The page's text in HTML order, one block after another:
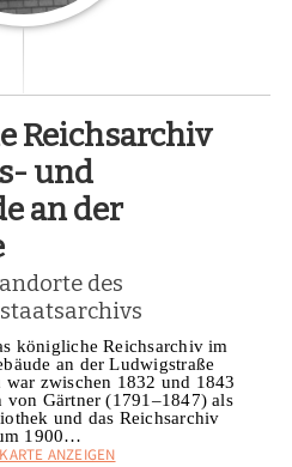
Reichsarchiv
und
an der
des
königliche Reichsarchiv im
an der Ludwigstraße
zwischen 1832 und 1843
von Gärtner (1791–1847) als
und das Reichsarchiv
1900…
ANZEIGEN